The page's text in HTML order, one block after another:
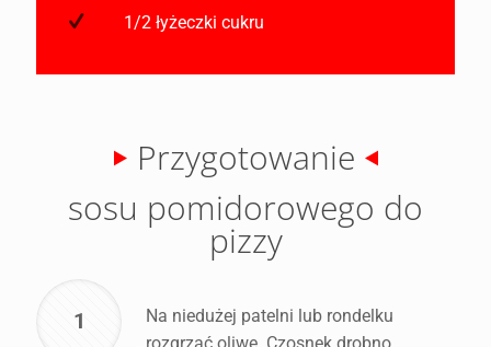
1/2 łyżeczki cukru
Przygotowanie
sosu pomidorowego do
pizzy
1
Na niedużej patelni lub rondelku
rozgrzać oliwę. Czosnek drobno